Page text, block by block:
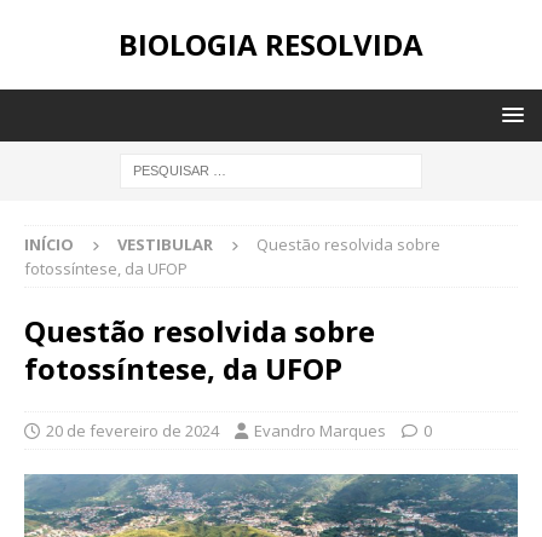
BIOLOGIA RESOLVIDA
INÍCIO VESTIBULAR
Questão resolvida sobre
fotossíntese, da UFOP
Questão resolvida sobre
fotossíntese, da UFOP
20 de fevereiro de 2024 Evandro Marques 0